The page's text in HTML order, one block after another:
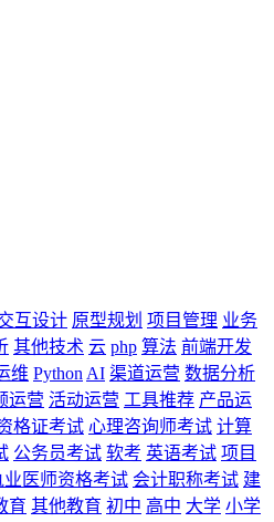
互设计 原型规划 项目管理 业务
其他技术 云 php 算法 前端开发
维 Python AI 渠道运营 数据分析
运营 活动运营 工具推荐 产品运
格证考试 心理咨询师考试 计算
公务员考试 软考 英语考试 项目
业医师资格考试 会计职称考试 建
育 其他教育 初中 高中 大学 小学